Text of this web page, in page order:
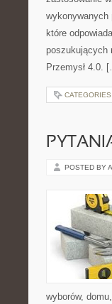
wykonywanych
które
poszukujących
Przemysł 4.0.
CATEGORIES:
POSTED BY
wyborów,